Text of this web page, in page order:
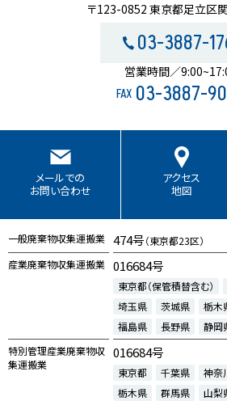
〒123-0852 東京都足立区
03-3887-
営業時間／
FAX 03-3887-
メールでの
お問い合わせ
アクセス
地図
一般廃棄物収集運搬業 474号（東京都23区）
産業廃棄物収集運搬業 016684号
東京都（保管積替含む）
埼玉県
茨城県 栃木
福島県
長野県 静岡
特別管理産業廃棄物収
集運搬業
016684号
東京都 千葉県 神奈
栃木県
群馬県 山梨